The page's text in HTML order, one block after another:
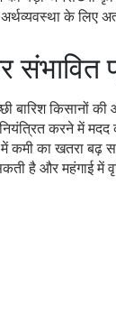
के लिए
संभावित
बारिश किसानों
करने में
में कमी का खतरा बढ़
है और महंगाई में